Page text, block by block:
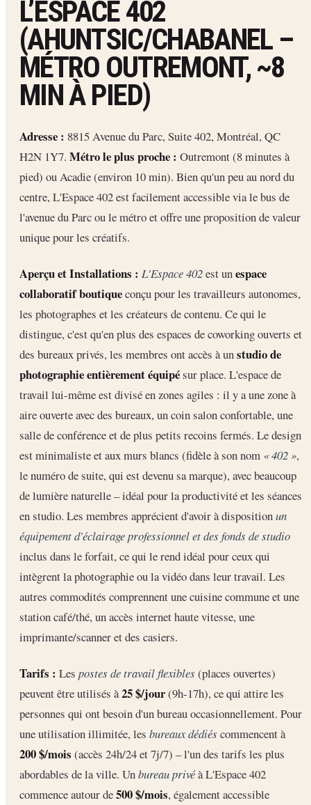
L’ESPACE 402
(AHUNTSIC/CHABANEL –
MÉTRO OUTREMONT, ~8
MIN À PIED)
Adresse : 8815 Avenue du Parc, Suite 402, Montréal, QC
H2N 1Y7. Métro le plus proche : Outremont (8 minutes à
pied) ou Acadie (environ 10 min). Bien qu'un peu au nord du
centre, L'Espace 402 est facilement accessible via le bus de
l'avenue du Parc ou le métro et offre une proposition de valeur
unique pour les créatifs.
Aperçu et Installations : L'Espace 402est unespace
collaboratif boutiqueconçu pour les travailleurs autonomes,
les photographes et les créateurs de contenu. Ce qui le
distingue, c'est qu'en plus des espaces de coworking ouverts et
des bureaux privés, les membres ont accès à unstudio de
photographie entièrement équipésur place. L'espace de
travail lui-même est divisé en zones agiles : il y a une zone à
aire ouverte avec des bureaux, un coin salon confortable, une
salle de conférence et de plus petits recoins fermés. Le design
est minimaliste et aux murs blancs (fidèle à son nom « 402 »,
le numéro de suite, qui est devenu sa marque), avec beaucoup
de lumière naturelle – idéal pour la productivité et les séances
en studio. Les membres apprécient d'avoir à dispositionun
équipement d'éclairage professionnel et des fonds de studio
inclus dans le forfait, ce qui le rend idéal pour ceux qui
intègrent la photographie ou la vidéo dans leur travail. Les
autres commodités comprennent une cuisine commune et une
station café/thé, un accès internet haute vitesse, une
imprimante/scanner et des casiers.
Tarifs : Les postes de travail flexibles (places ouvertes)
peuvent être utilisés à25 $/jour(9h-17h), ce qui attire les
personnes qui ont besoin d'un bureau occasionnellement. Pour
une utilisation illimitée, les bureaux dédiés commencent à
200 $/mois (accès 24h/24 et 7j/7) – l'un des tarifs les plus
abordables de la ville. Unbureau privéà L'Espace 402
commence autour de500 $/mois, également accessible